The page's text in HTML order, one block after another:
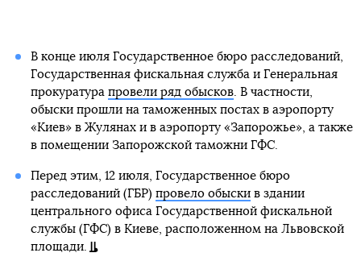
В конце июля Государственное бюро расследований,
Государственная фискальная служба и Генеральная
прокуратура провели ряд обысков. В частности,
обыски прошли на таможенных постах в аэропорту
«Киев» в Жулянах и в аэропорту «Запорожье», а также
в помещении Запорожской таможни ГФС.
Перед этим, 12 июля, Государственное бюро
расследований (ГБР) провело обыскив здании
центрального офиса Государственной фискальной
службы (ГФС) в Киеве, расположенном на Львовской
площади.